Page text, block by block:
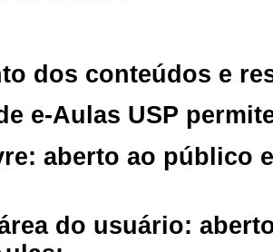
dos conteúdos e
e-Aulas USP
aberto ao público
do usuário: